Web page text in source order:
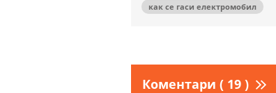
как се гаси електромобил
Коментари ( 19 )